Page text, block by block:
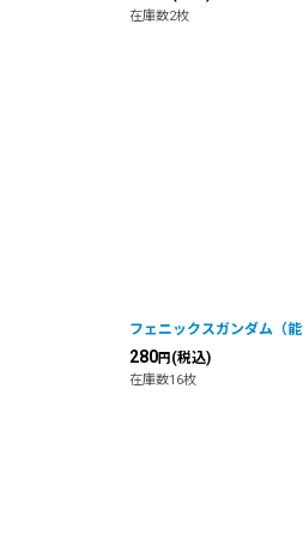
在庫数2枚
フェニックスガンダム（能
280円 (税込)
在庫数16枚